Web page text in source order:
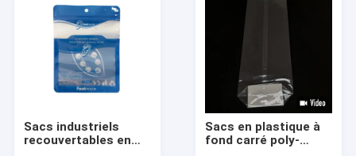
Sacs industriels
recouvertables en
Sacs en plastique à
fond carré poly-